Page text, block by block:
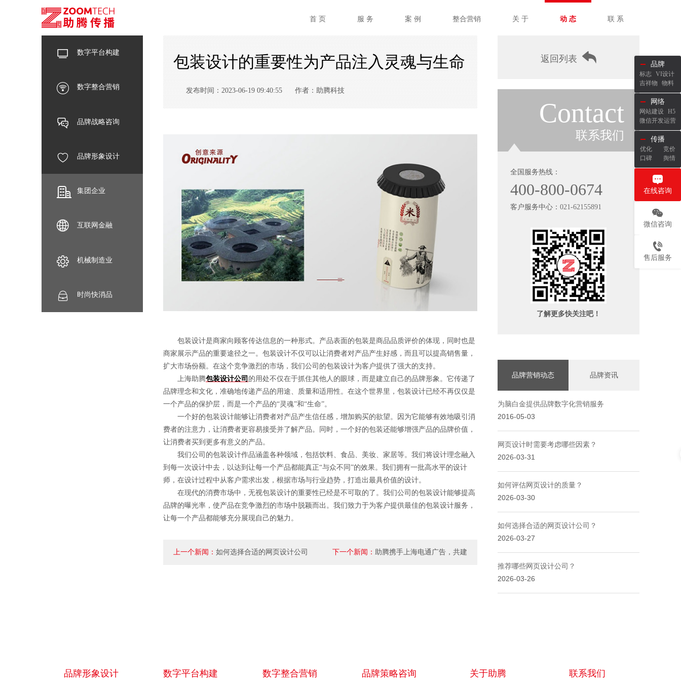
首 页 服 务 案 例 整合营销 关 于 动 态 联 系
数字平台构建
数字整合营销
品牌战略咨询
品牌形象设计
集团企业
互联网金融
机械制造业
时尚快消品
包装设计的重要性为产品注入灵魂与生命
发布时间：2023-06-19 09:40:55 作者：助腾科技
包装设计是商家向顾客传达信息的一种形式。产品表面的包装是商品品质评价的体现，同时也是
商家展示产品的重要途径之一。包装设计不仅可以让消费者对产品产生好感，而且可以提高销售量，
扩大市场份额。在这个竞争激烈的市场，我们公司的包装设计为客户提供了强大的支持。
上海助腾包装设计公司 的用处不仅在于抓住其他人的眼球，而是建立自己的品牌形象。它传递了
品牌理念和文化，准确地传递产品的用途、质量和适用性。在这个世界里，包装设计已经不再仅仅是
一个产品的保护层，而是一个产品的“灵魂”和“生命”。
一个好的包装设计能够让消费者对产品产生信任感，增加购买的欲望。因为它能够有效地吸引消
费者的注意力，让消费者更容易接受并了解产品。同时，一个好的包装还能够增强产品的品牌价值，
让消费者买到更多有意义的产品。
我们公司的包装设计作品涵盖各种领域，包括饮料、食品、美妆、家居等。我们将设计理念融入
到每一次设计中去，以达到让每一个产品都能真正“与众不同”的效果。我们拥有一批高水平的设计
师，在设计过程中从客户需求出发，根据市场与行业趋势，打造出最具价值的设计。
在现代的消费市场中，无视包装设计的重要性已经是不可取的了。我们公司的包装设计能够提高
品牌的曝光率，使产品在竞争激烈的市场中脱颖而出。我们致力于为客户提供最佳的包装设计服务，
让每一个产品都能够充分展现自己的魅力。
上一个新闻： 如何选择合适的网页设计公司 下一个新闻： 助腾携手上海电通广告，共建
返回列表
Contact
联系我们
全国服务热线：
400-800-0674
客户服务中心： 021-62155891
了解更多快关注吧！
品牌营销动态 品牌资讯
为脑白金提供品牌数字化营销服务
2016-05-03
网页设计时需要考虑哪些因素？
2026-03-31
如何评估网页设计的质量？
2026-03-30
如何选择合适的网页设计公司？
2026-03-27
推荐哪些网页设计公司？
2026-03-26
品牌形象设计 数字平台构建 数字整合营销 品牌策略咨询 关于助腾 联系我们
品牌
标志 VI设计
吉祥物
物料
网络
网站建设 H5
微信开发运营
传播
优化
竞价
口碑
舆情
在线咨询
微信咨询
售后服务